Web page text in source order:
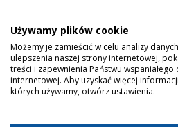
Koszty i czas dostawy
Zwroty i reklamacje
Klasy filtracji
Dobierz filtry
Używamy plików cookie
Możemy je zamieścić w celu analizy
ulepszenia naszej strony internetowej,
treści i zapewnienia Państwu
internetowej. Aby uzyskać więcej
których używamy, otwórz ustawienia.